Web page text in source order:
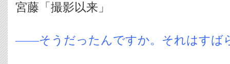
宮藤「撮影以来」
――そうだったんですか。それはすば